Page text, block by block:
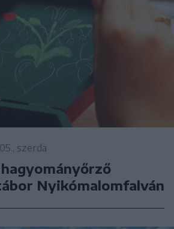
szerda
Nyikómalomfalván